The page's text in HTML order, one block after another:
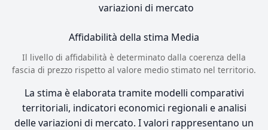
variazioni di mercato
Affidabilità della stima Media
Il livello di affidabilità è determinato dalla coerenza della
fascia di prezzo rispetto al valore medio stimato nel territorio.
La stima è elaborata tramite modelli comparativi
territoriali, indicatori economici regionali e analisi
delle variazioni di mercato. I valori rappresentano un